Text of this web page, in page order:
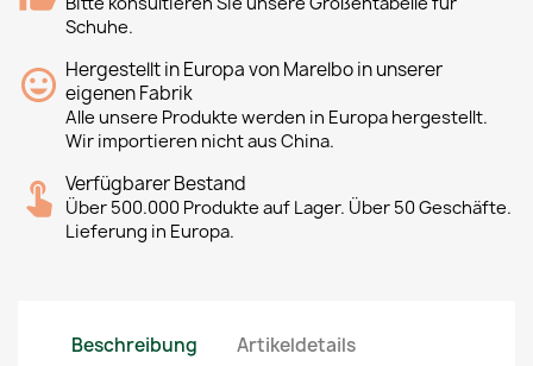
Schuhe.
Hergestellt in Europa von Marelbo in unserer
eigenen Fabrik
Alle unsere Produkte werden in Europa hergestellt.
Wir importieren nicht aus China.
Verfügbarer Bestand
Über 500.000 Produkte auf Lager. Über 50 Geschäfte.
Lieferung in Europa.
Beschreibung Artikeldetails